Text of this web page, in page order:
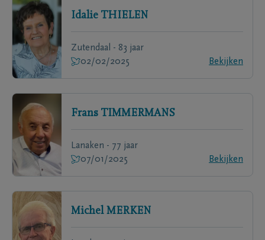
Idalie THIELEN
Zutendaal - 83 jaar
02/02/2025
Bekijken
Frans TIMMERMANS
Lanaken - 77 jaar
07/01/2025
Bekijken
Michel MERKEN